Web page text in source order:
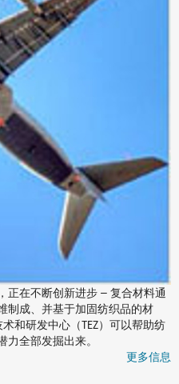
正在不断创新进步 — 复合材料通
制成、并基于加固纺织品的材
和研发中心（TEZ）可以帮助纺
全部发掘出来。
更多信息